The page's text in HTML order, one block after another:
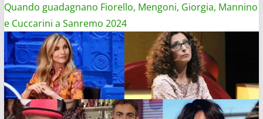
Quando guadagnano Fiorello, Mengoni, Giorgia, Mannino
e Cuccarini a Sanremo 2024